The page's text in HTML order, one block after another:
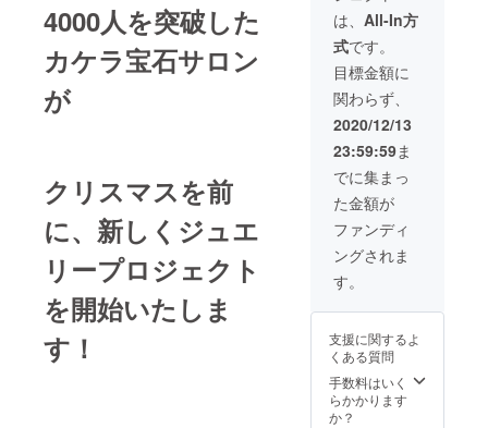
4000人を突破した
カケラ宝石サロン
が
クリスマスを前
に、新しくジュエ
リープロジェクト
を開始いたしま
す！
配信の
限定公
開の
URLを
お送り
いたし
ます。
そちら
のURL
からご
参加く
ださ
い。
【12月
16日に
こちら
ヤマト
のネコ
ポスに
て発送
いたし
ます】
ただき
ます。
ライブ
配信の
日程は
『12月
23日
日
20:00〜
』
YouTub
eにて
行って
いきま
リター
ンをご
選択の
皆様に
は当日
のライ
パー
ズ」
「アメ
ジス
ト」
「ピン
クサ
ファイ
ア」
「タン
ザナイ
ト」
「ペリ
ドッ
ト」の
ページ
のQR
コード
読み取
り後、
サイト
は、 All-In方
式です。
目標金額に
関わらず、
2020/12/13
23:59:59ま
でに集まっ
た金額が
ファンディ
ングされま
す。
支援に関するよ
くある質問
手数料はいく
らかかります
か？